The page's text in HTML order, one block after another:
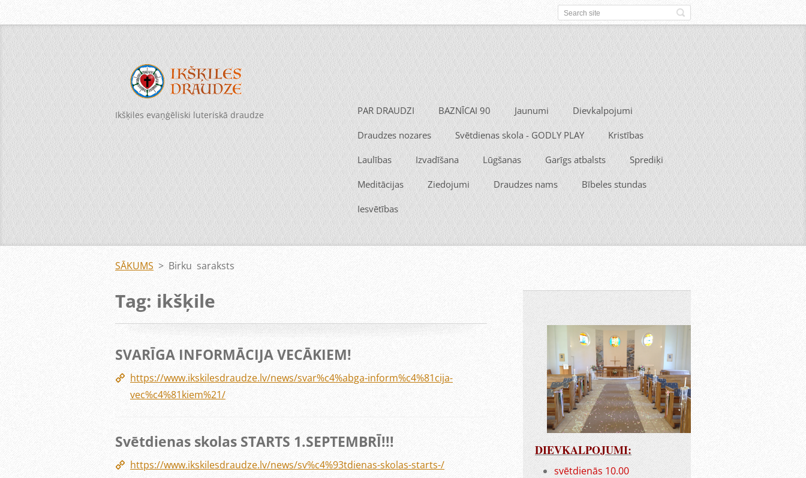
Ikšķiles evaņģēliski luteriskā draudze PAR DRAUDZI BAZNĪCAI 90 Jaunumi Dievkalpojumi
Draudzes nozares Svētdienas skola - GODLY PLAY Kristības
Laulības Izvadīšana Lūgšanas Garīgs atbalsts Sprediķi
Meditācijas Ziedojumi Draudzes nams Bībeles stundas
Iesvētības
SĀKUMS > Birku saraksts
Tag: ikšķile
SVARĪGA INFORMĀCIJA VECĀKIEM!
https://www.ikskilesdraudze.lv/news/svar%c4%abga-inform%c4%81cija-
vec%c4%81kiem%21/
Svētdienas skolas STARTS 1.SEPTEMBRĪ!!!
https://www.ikskilesdraudze.lv/news/sv%c4%93tdienas-skolas-starts-/
DIEVKALPOJUMI:
svētdienās 10.00